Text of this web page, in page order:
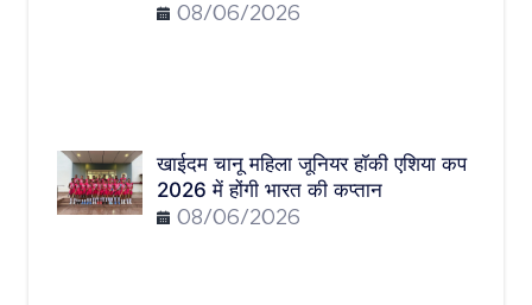
08/06/2026
खाईदम चानू महिला जूनियर हॉकी एशिया कप
2026 में होंगी भारत की कप्तान
08/06/2026